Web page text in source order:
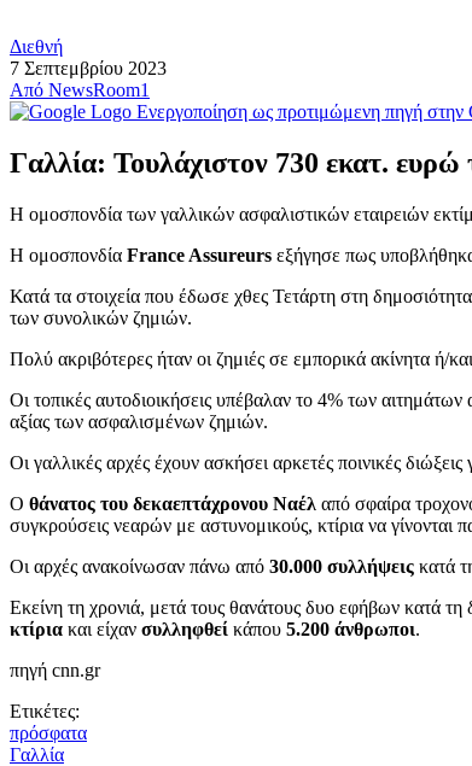
Διεθνή
7 Σεπτεμβρίου 2023
Από NewsRoom1
Ενεργοποίηση ως προτιμώμενη πηγή στην
Γαλλία: Τουλάχιστον 730 εκατ. ευρώ
Η ομοσπονδία των γαλλικών ασφαλιστικών εταιρειών
Η ομοσπονδία France Assureurs εξήγησε πως
Κατά τα στοιχεία που έδωσε χθες Τετάρτη στη
των συνολικών ζημιών.
Πολύ ακριβότερες ήταν οι ζημιές σε εμπορικά ακίνητα ή/
Οι τοπικές αυτοδιοικήσεις υπέβαλαν το 4% των
αξίας των ασφαλισμένων ζημιών.
Οι γαλλικές αρχές έχουν ασκήσει αρκετές ποινικές
Ο θάνατος του δεκαεπτάχρονου Ναέλ από σφαίρα
συγκρούσεις νεαρών με αστυνομικούς, κτίρια να
Οι αρχές ανακοίνωσαν πάνω από 30.000 συλλήψεις κατά
Εκείνη τη χρονιά, μετά τους θανάτους δυο εφήβων κατά τη
κτίρια και είχαν συλληφθεί κάπου 5.200 άνθρωποι.
πηγή cnn.gr
Ετικέτες:
πρόσφατα
Γαλλία